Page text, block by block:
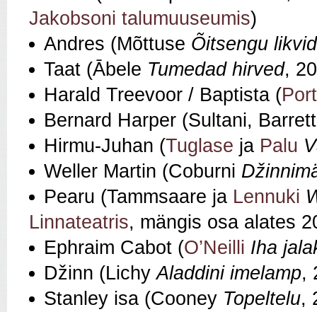
Jakobsoni talumuuseumis)
Andres (Mõttuse Õitsengu
Taat (Ābele Tumedad hirved,
Harald Treevoor / Baptista (
Bernard Harper (Sultani,
Hirmu-Juhan (Tuglase ja Palu
Weller Martin (Coburni
Pearu (Tammsaare ja Lennuki
Linnateatris, mängis osa alates
Ephraim Cabot (O’Neilli Iha
Džinn (LichyAladdini imelamp,
Stanley isa (Cooney Topeltelu,